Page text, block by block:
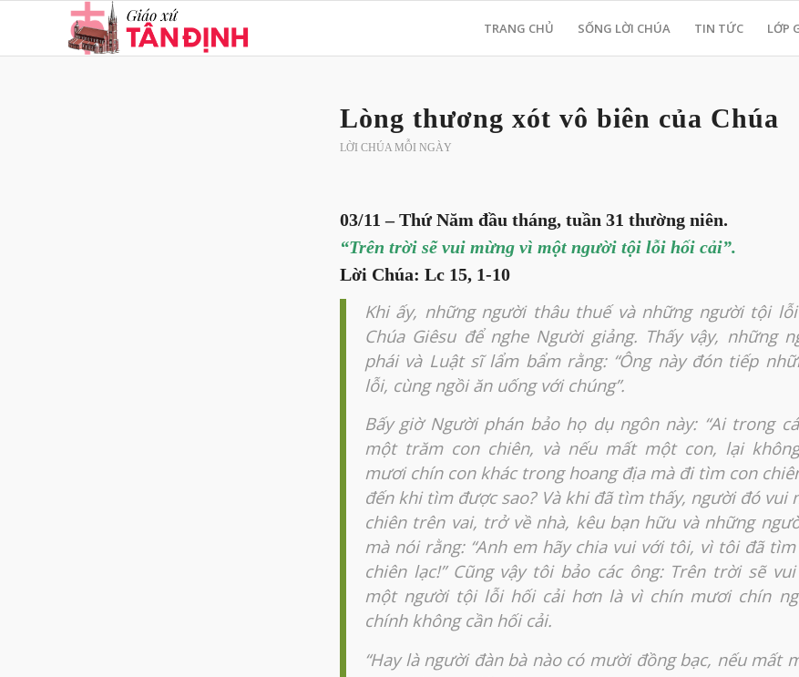
TRANG CHỦ SỐNG LỜI CHÚA TIN TỨC LỚP
Lòng thương xót vô biên của Chúa
LỜI CHÚA MỖI NGÀY
03/11 – Thứ Năm đầu tháng, tuần 31 thường niên.
“Trên trời sẽ vui mừng vì một người tội lỗi hối cải”.
Lời Chúa: Lc 15, 1-10
Khi ấy, những người thâu thuế và những người tội
Chúa Giêsu để nghe Người giảng. Thấy vậy, những
phái và Luật sĩ lẩm bẩm rằng: “Ông này đón tiếp
lỗi, cùng ngồi ăn uống với chúng”.
Bấy giờ Người phán bảo họ dụ ngôn này: “Ai trong
một trăm con chiên, và nếu mất một con, lại
mươi chín con khác trong hoang địa mà đi tìm con
đến khi tìm được sao? Và khi đã tìm thấy, người đó vui
chiên trên vai, trở về nhà, kêu bạn hữu và những
mà nói rằng: “Anh em hãy chia vui với tôi, vì tôi đã
chiên lạc!” Cũng vậy tôi bảo các ông: Trên trời sẽ
một người tội lỗi hối cải hơn là vì chín mươi chín
chính không cần hối cải.
“Hay là người đàn bà nào có mười đồng bạc, nếu mất